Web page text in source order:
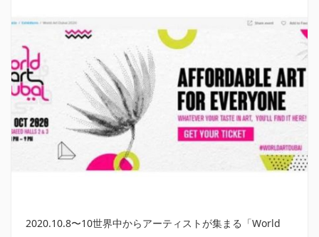
2020.10.8〜10世界中からアーティストが集まる「World